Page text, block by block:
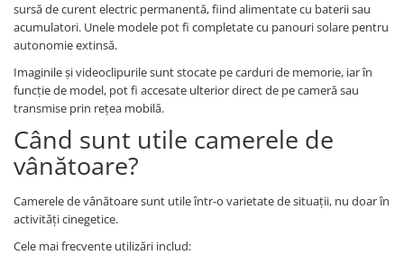
sursă de curent electric permanentă, fiind alimentate cu baterii sau
acumulatori. Unele modele pot fi completate cu panouri solare pentru
autonomie extinsă.
Imaginile și videoclipurile sunt stocate pe carduri de memorie, iar în
funcție de model, pot fi accesate ulterior direct de pe cameră sau
transmise prin rețea mobilă.
Când sunt utile camerele de
vânătoare?
Camerele de vânătoare sunt utile într-o varietate de situații, nu doar în
activități cinegetice.
Cele mai frecvente utilizări includ: